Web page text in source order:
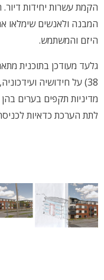
הקמת עשרות יחידות
המבנה ולאנשים שימלאו
היזם והמשתמש.
גלעד מעודכן בתוכנית
38) על חידושיה
מדיניות תקפים בערים
לתת הערכת כדאיות לכניסה